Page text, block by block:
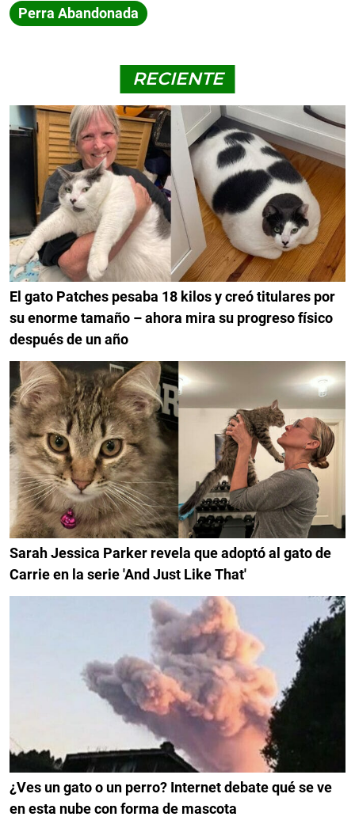
Perra Abandonada
RECIENTE
El gato Patches pesaba 18 kilos y creó titulares por
su enorme tamaño – ahora mira su progreso físico
después de un año
Sarah Jessica Parker revela que adoptó al gato de
Carrie en la serie 'And Just Like That'
¿Ves un gato o un perro? Internet debate qué se ve
en esta nube con forma de mascota